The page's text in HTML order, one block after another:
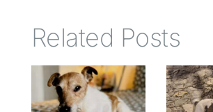
Related Posts